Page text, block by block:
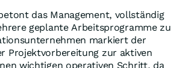
das Management, vollständig
geplante Arbeitsprogramme zu
markiert der
Projektvorbereitung zur aktiven
wichtigen operativen Schritt, da